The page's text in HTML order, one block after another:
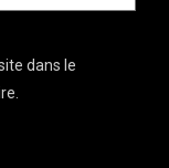
dans le